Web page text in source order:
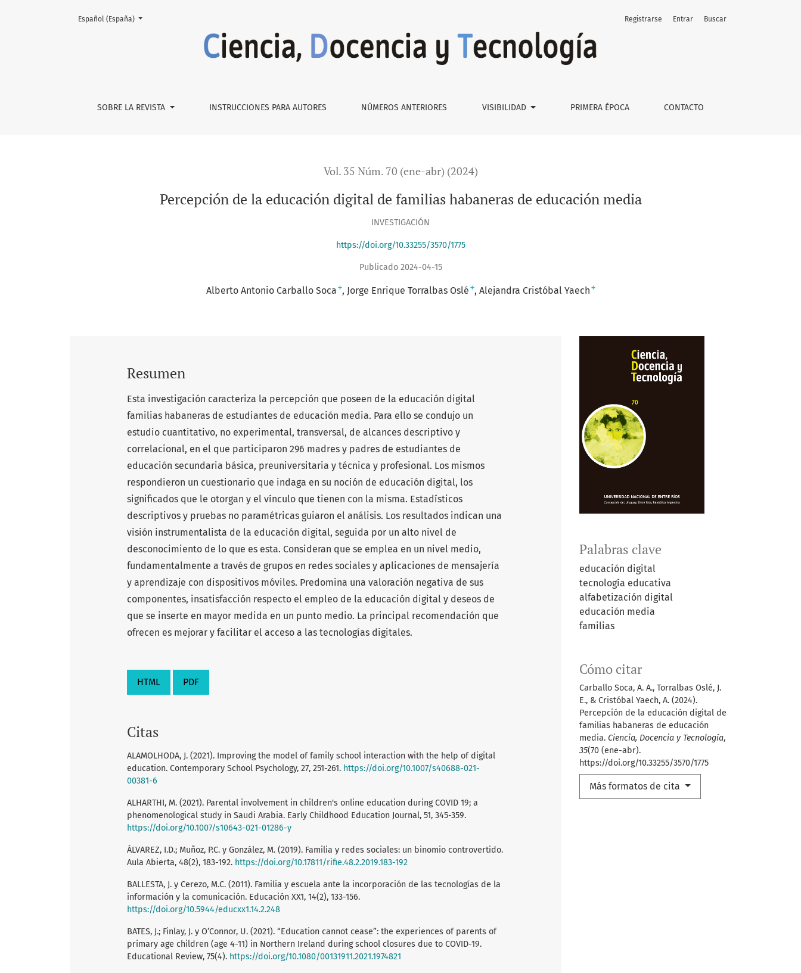
Percepción de la educación digital de familias habaneras de educación media
SOBRE LA REVISTA INSTRUCCIONES PARA AUTORES NÚMEROS ANTERIORES VISIBILIDAD PRIMERA ÉPOCA CONTACTO
Registrarse Entrar Buscar
Cambiar el idioma. El actual es:
Español (España)
Vol. 35 Núm. 70 (ene-abr) (2024)
Percepción de la educación digital de familias habaneras de educación media
INVESTIGACIÓN
https://doi.org/10.33255/3570/1775
Publicado 2024-04-15
Alberto Antonio Carballo Soca + Jorge Enrique Torralbas Oslé + Alejandra Cristóbal Yaech +
Palabras clave
educación digital
tecnología educativa
alfabetización digital
educación media
familias
Cómo citar
Carballo Soca, A. A., Torralbas Oslé, J.
E., & Cristóbal Yaech, A. (2024).
Percepción de la educación digital de
familias habaneras de educación
media. Ciencia, Docencia y Tecnología,
35(70 (ene-abr).
https://doi.org/10.33255/3570/1775
Más formatos de cita
Resumen
Esta investigación caracteriza la percepción que poseen de la educación digital
familias habaneras de estudiantes de educación media. Para ello se condujo un
estudio cuantitativo, no experimental, transversal, de alcances descriptivo y
correlacional, en el que participaron 296 madres y padres de estudiantes de
educación secundaria básica, preuniversitaria y técnica y profesional. Los mismos
respondieron un cuestionario que indaga en su noción de educación digital, los
significados que le otorgan y el vínculo que tienen con la misma. Estadísticos
descriptivos y pruebas no paramétricas guiaron el análisis. Los resultados indican una
visión instrumentalista de la educación digital, seguida por un alto nivel de
desconocimiento de lo que es esta. Consideran que se emplea en un nivel medio,
fundamentalmente a través de grupos en redes sociales y aplicaciones de mensajería
y aprendizaje con dispositivos móviles. Predomina una valoración negativa de sus
componentes, insatisfacción respecto el empleo de la educación digital y deseos de
que se inserte en mayor medida en un punto medio. La principal recomendación que
ofrecen es mejorar y facilitar el acceso a las tecnologías digitales.
HTML PDF
Citas
ALAMOLHODA, J. (2021). Improving the model of family school interaction with the help of digital
education. Contemporary School Psychology, 27, 251-261. https://doi.org/10.1007/s40688-021-
00381-6
ALHARTHI, M. (2021). Parental involvement in children's online education during COVID 19; a
phenomenological study in Saudi Arabia. Early Childhood Education Journal, 51, 345-359.
https://doi.org/10.1007/s10643-021-01286-y
ÁLVAREZ, I.D.; Muñoz, P.C. y González, M. (2019). Familia y redes sociales: un binomio controvertido.
Aula Abierta, 48(2), 183-192. https://doi.org/10.17811/rifie.48.2.2019.183-192
BALLESTA, J. y Cerezo, M.C. (2011). Familia y escuela ante la incorporación de las tecnologías de la
información y la comunicación. Educación XX1, 14(2), 133-156.
https://doi.org/10.5944/educxx1.14.2.248
BATES, J.; Finlay, J. y O’Connor, U. (2021). “Education cannot cease”: the experiences of parents of
primary age children (age 4-11) in Northern Ireland during school closures due to COVID-19.
Educational Review, 75(4). https://doi.org/10.1080/00131911.2021.1974821